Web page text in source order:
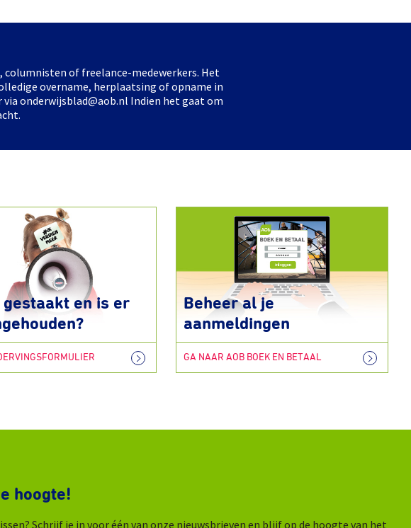
of freelance-medewerkers. Het
overname, herplaatsing of opname in
onderwijsblad@aob.nl Indien het gaat om
gestaakt en is er
Beheer al je
aanmeldingen
GA NAAR AOB BOEK EN BETAAL
hoogte!
Schrijf je in voor één van onze nieuwsbrieven en blijf op de hoogte van het